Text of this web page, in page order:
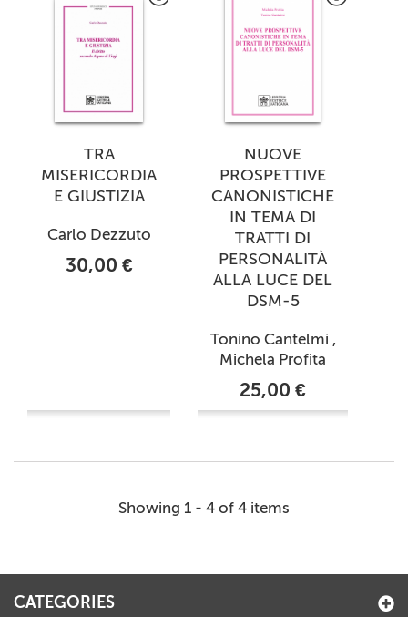
TRA
MISERICORDIA
E GIUSTIZIA
Carlo Dezzuto
30,00 €
NUOVE
PROSPETTIVE
CANONISTICHE
IN TEMA DI
TRATTI DI
PERSONALITÀ
ALLA LUCE DEL
DSM-5
Tonino Cantelmi ,
Michela Profita
25,00 €
Showing 1 - 4 of 4 items
CATEGORIES